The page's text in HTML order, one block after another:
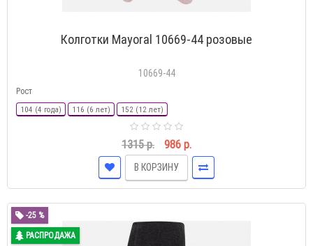
Колготки Mayoral 10669-44 розовые
10669-44
Рост
104 (4 года) 116 (6 лет) 152 (12 лет)
1315 р. 986 р.
В КОРЗИНУ
-25 %
РАСПРОДАЖА